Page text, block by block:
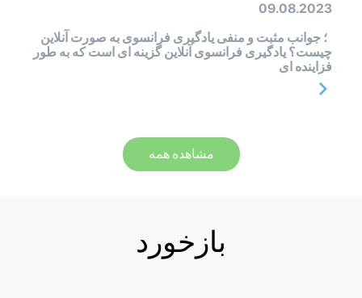
09.08.2023
؛ جوانب مثبت و منفی یادگیری فرانسوی به صورت آنلاین
چیست؟ یادگیری فرانسوی آنلاین گزینه ای است که به طور
فزاینده ای
مشاهده همه
بازخورد